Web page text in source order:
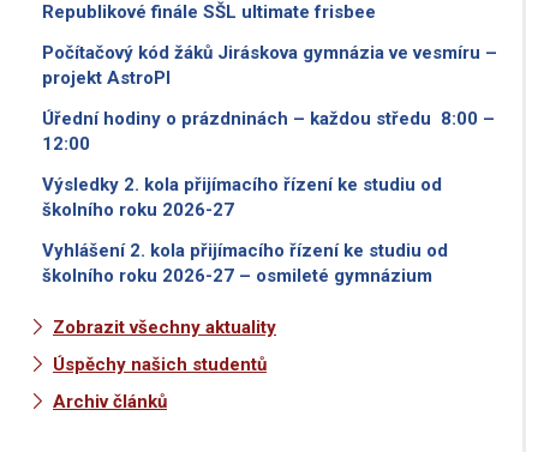
Republikové finále SŠL ultimate frisbee
Počítačový kód žáků Jiráskova gymnázia ve vesmíru –
projekt AstroPI
Úřední hodiny o prázdninách – každou středu 8:00 –
12:00
Výsledky 2. kola přijímacího řízení ke studiu od
školního roku 2026-27
Vyhlášení 2. kola přijímacího řízení ke studiu od
školního roku 2026-27 – osmileté gymnázium
Zobrazit všechny aktuality
Úspěchy našich studentů
Archiv článků